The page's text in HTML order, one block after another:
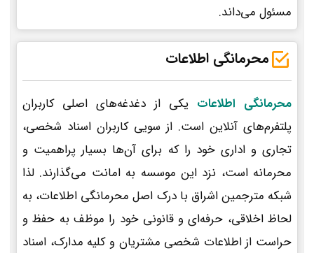
مسئول می‌داند.
محرمانگی اطلاعات
محرمانگی اطلاعات یکی از دغدغه‌های اصلی کاربران
پلتفرم‌های آنلاین است. از سویی کاربران اسناد شخصی،
تجاری و اداری خود را که برای آن‌ها بسیار پراهمیت و
محرمانه است، نزد این موسسه به امانت می‌گذارند. لذا
شبکه مترجمین اشراق با درک اصل محرمانگی اطلاعات، به
لحاظ اخلاقی، حرفه‌ای و قانونی خود را موظف به حفظ و
حراست از اطلاعات شخصی مشتریان و کلیه مدارک، اسناد